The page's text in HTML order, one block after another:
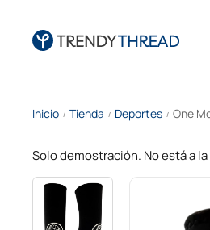
Inicio / Tienda / Deportes / One
Solo demostración. No está a